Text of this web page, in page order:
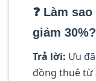
❓ Làm
giảm 30%?
Trả lời: Ưu
đồng thuê từ